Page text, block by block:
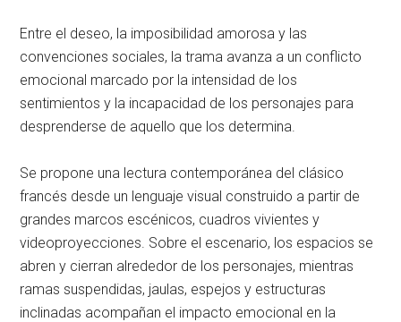
Entre el deseo, la imposibilidad amorosa y las
convenciones sociales, la trama avanza a un conflicto
emocional marcado por la intensidad de los
sentimientos y la incapacidad de los personajes para
desprenderse de aquello que los determina.
Se propone una lectura contemporánea del clásico
francés desde un lenguaje visual construido a partir de
grandes marcos escénicos, cuadros vivientes y
videoproyecciones. Sobre el escenario, los espacios se
abren y cierran alrededor de los personajes, mientras
ramas suspendidas, jaulas, espejos y estructuras
inclinadas acompañan el impacto emocional en la